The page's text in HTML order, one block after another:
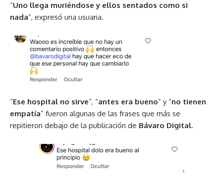
“Uno llega muriéndose y ellos sentados como si
nada”, expresó una usuaria.
“Ese hospital no sirve”, “antes era bueno” y “no tienen
empatía” fueron algunas de las frases que más se
repitieron debajo de la publicación de Bávaro Digital.